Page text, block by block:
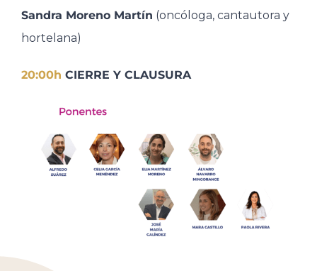
Sandra Moreno Martín (oncóloga, cantautora y
hortelana)
20:00h CIERRE Y CLAUSURA